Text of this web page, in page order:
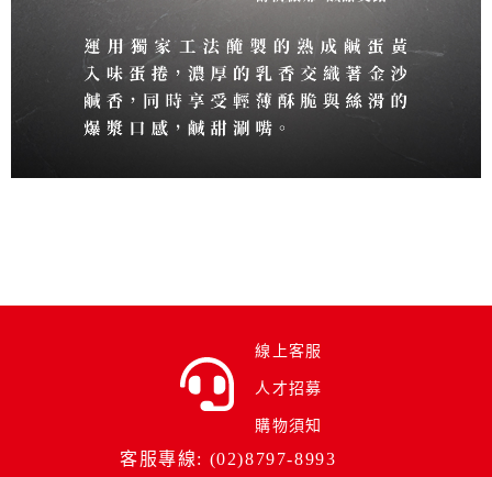
線上客服
人才招募
購物須知
客服專線: (02)8797-8993